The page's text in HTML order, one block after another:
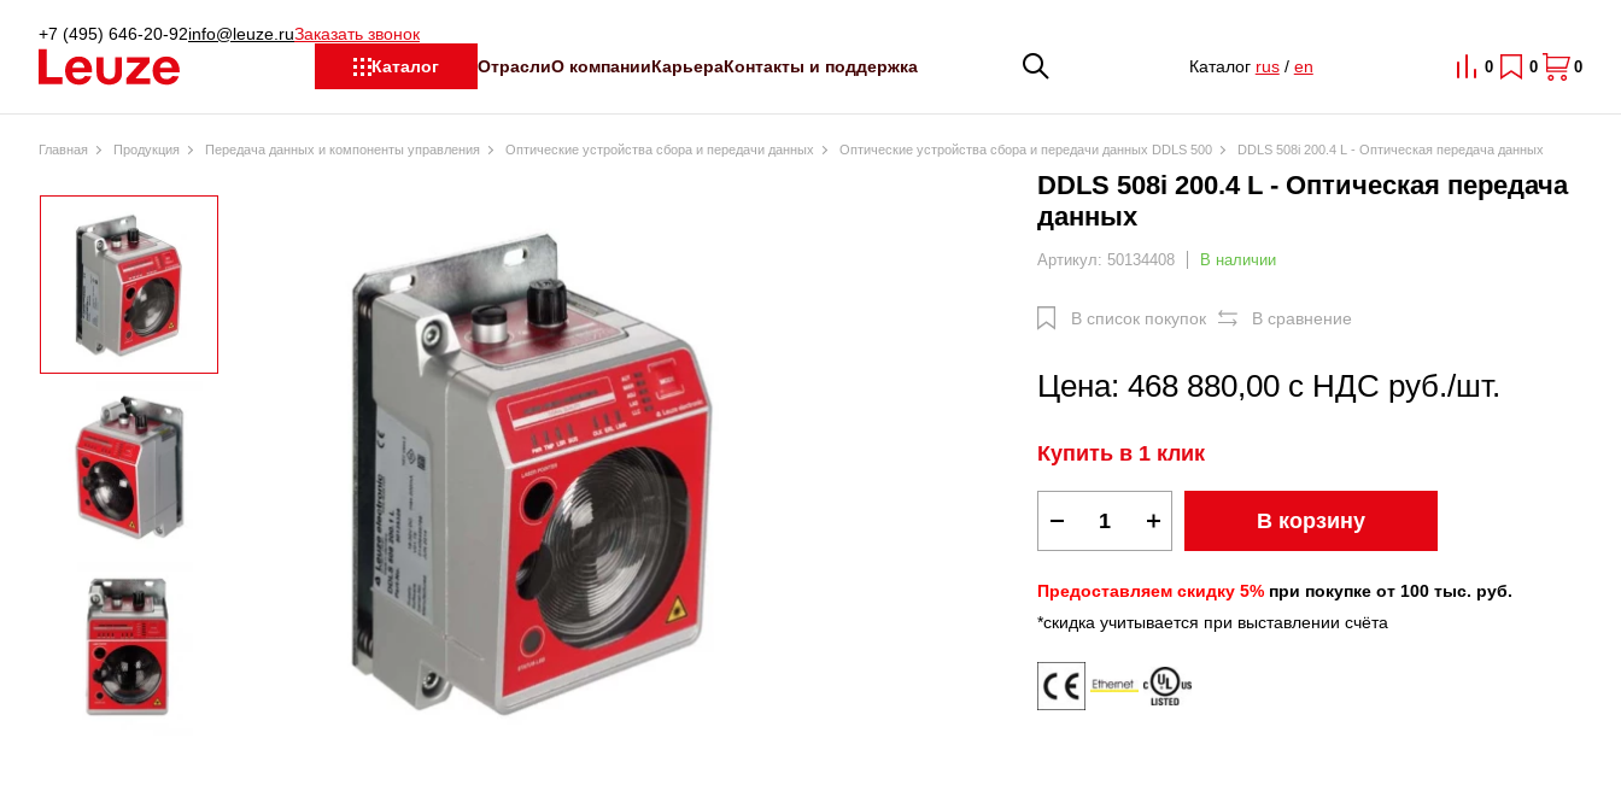
+7 (495) 646-20-92info@leuze.ruЗаказать звонок
Каталог
ОтраслиО компанииКарьераКонтакты и поддержка Каталог rus/ en 0 0 0
Главная Продукция Передача данных и компоненты управления Оптические устройства сбора и передачи данных Оптические устройства сбора и передачи данных DDLS 500 DDLS 508i 200.4 L - Оптическая передача данных
DDLS 508i 200.4 L - Оптическая передача
данных
Артикул: 50134408 В наличии
В список покупок В сравнение
Цена: 468 880,00 с НДС руб./шт.
Купить в 1 клик
В корзину
Предоставляем скидку 5% при покупке от 100 тыс. руб.
*скидка учитывается при выставлении счёта